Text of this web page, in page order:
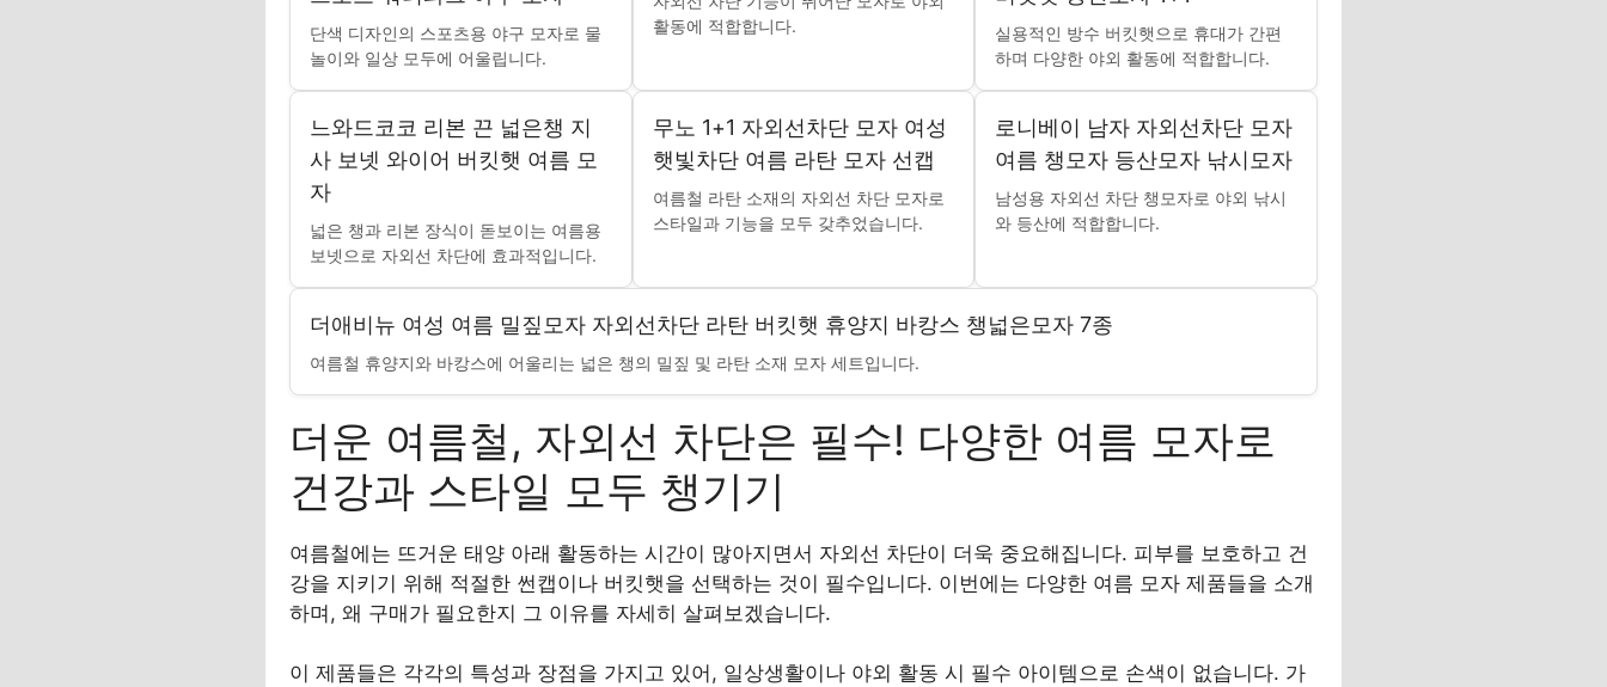
단색 디자인의 스포츠용 야구 모자로 물
놀이와 일상 모두에 어울립니다.
활동에 적합합니다.
실용적인 방수 버킷햇으로 휴대가 간편
하며 다양한 야외 활동에 적합합니다.
느와드코코 리본 끈 넓은챙 지
사 보넷 와이어 버킷햇 여름 모
자
넓은 챙과 리본 장식이 돋보이는 여름용
보넷으로 자외선 차단에 효과적입니다.
무노 1+1 자외선차단 모자 여성
햇빛차단 여름 라탄 모자 선캡
여름철 라탄 소재의 자외선 차단 모자로
스타일과 기능을 모두 갖추었습니다.
로니베이 남자 자외선차단 모자
여름 챙모자 등산모자 낚시모자
남성용 자외선 차단 챙모자로 야외 낚시
와 등산에 적합합니다.
더애비뉴 여성 여름 밀짚모자 자외선차단 라탄 버킷햇 휴양지 바캉스 챙넓은모자 7종
여름철 휴양지와 바캉스에 어울리는 넓은 챙의 밀짚 및 라탄 소재 모자 세트입니다.
더운 여름철, 자외선 차단은 필수! 다양한 여름 모자로
건강과 스타일 모두 챙기기
여름철에는 뜨거운 태양 아래 활동하는 시간이 많아지면서 자외선 차단이 더욱 중요해집니다. 피부를 보호하고 건
강을 지키기 위해 적절한 썬캡이나 버킷햇을 선택하는 것이 필수입니다. 이번에는 다양한 여름 모자 제품들을 소개
하며, 왜 구매가 필요한지 그 이유를 자세히 살펴보겠습니다.
이 제품들은 각각의 특성과 장점을 가지고 있어, 일상생활이나 야외 활동 시 필수 아이템으로 손색이 없습니다. 가